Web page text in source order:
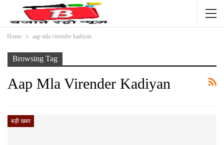
Home aap mla virender kadiyan
Browsing Tag
Aap Mla Virender Kadiyan
बड़ी खबर